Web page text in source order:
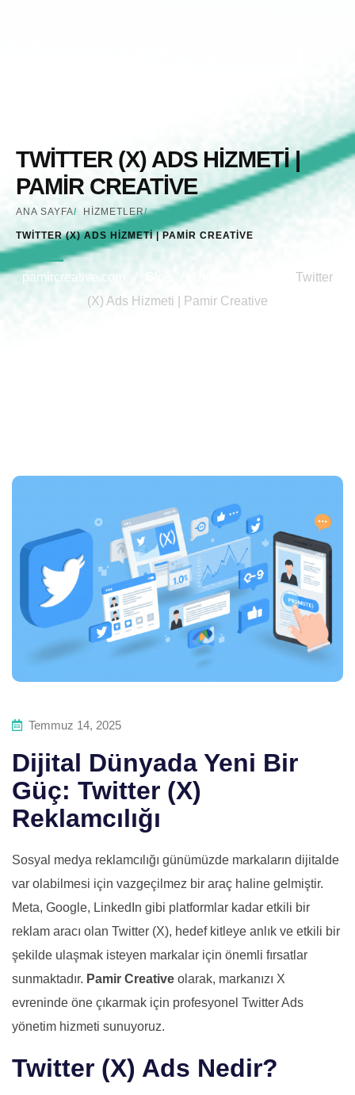
TWITTER (X) ADS HIZMETI |
PAMIR CREATIVE
ANA SAYFA/ HIZMETLER/
TWİTTER (X) ADS HİZMETİ | PAMİR CREATİVE
pamircreative.com
Twitter
(X) Ads Hizmeti | Pamir Creative
Temmuz 14, 2025
Dijital Dünyada Yeni Bir
Güç: Twitter (X)
Reklamcılığı
Sosyal medya reklamcılığı günümüzde markaların dijitalde
var olabilmesi için vazgeçilmez bir araç haline gelmiştir.
Meta, Google, LinkedIn gibi platformlar kadar etkili bir
reklam aracı olan Twitter (X), hedef kitleye anlık ve etkili bir
şekilde ulaşmak isteyen markalar için önemli fırsatlar
sunmaktadır. Pamir Creative olarak, markanızı X
evreninde öne çıkarmak için profesyonel Twitter Ads
yönetim hizmeti sunuyoruz.
Twitter (X) Ads Nedir?